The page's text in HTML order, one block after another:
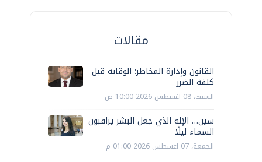
مقالات
القانون وإدارة المخاطر: الوقاية قبل
كلفة الضرر
السبت، 08 اغسطس 2026 10:00 ص
سين… الإله الذي جعل البشر يراقبون
السماء ليلًا
الجمعة، 07 اغسطس 2026 01:00 م